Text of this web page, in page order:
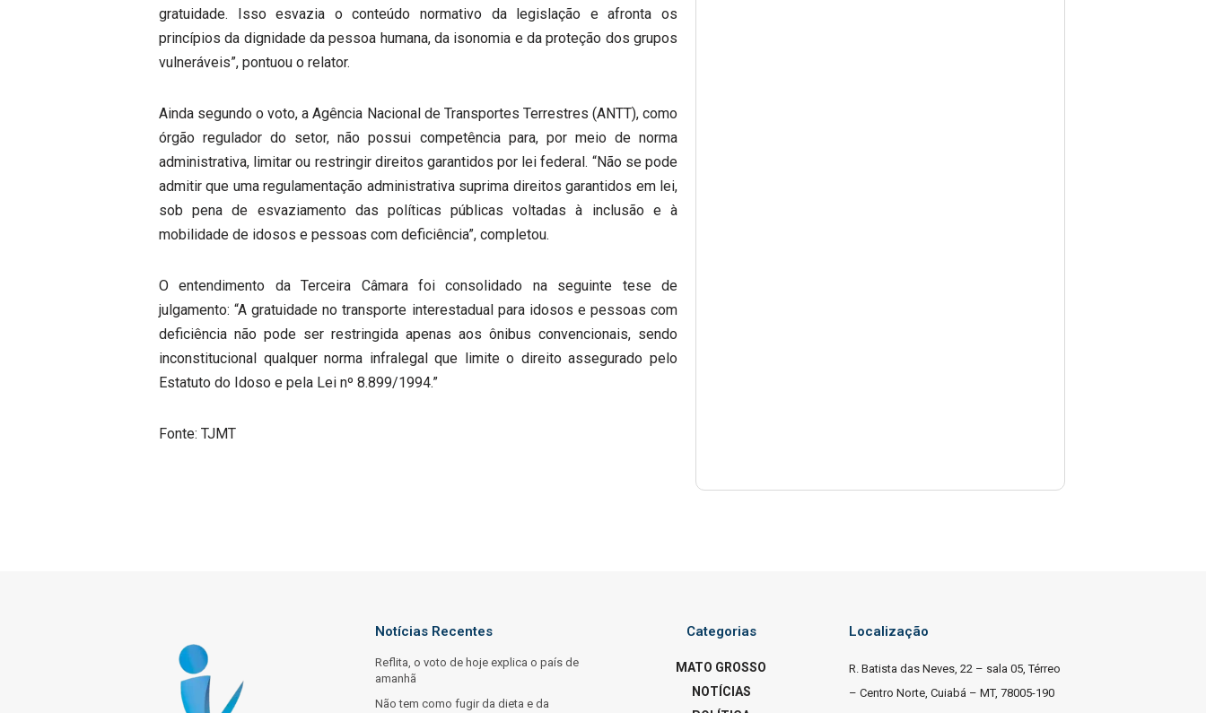
gratuidade. Isso esvazia o conteúdo normativo da legislação e afronta os
princípios da dignidade da pessoa humana, da isonomia e da proteção dos grupos
vulneráveis”, pontuou o relator.
Ainda segundo o voto, a Agência Nacional de Transportes Terrestres (ANTT), como
órgão regulador do setor, não possui competência para, por meio de norma
administrativa, limitar ou restringir direitos garantidos por lei federal. “Não se pode
admitir que uma regulamentação administrativa suprima direitos garantidos em lei,
sob pena de esvaziamento das políticas públicas voltadas à inclusão e à
mobilidade de idosos e pessoas com deficiência”, completou.
O entendimento da Terceira Câmara foi consolidado na seguinte tese de
julgamento: “A gratuidade no transporte interestadual para idosos e pessoas com
deficiência não pode ser restringida apenas aos ônibus convencionais, sendo
inconstitucional qualquer norma infralegal que limite o direito assegurado pelo
Estatuto do Idoso e pela Lei nº 8.899/1994.”
Fonte: TJMT
Notícias Recentes
Reflita, o voto de hoje explica o país de
amanhã
Não tem como fugir da dieta e da
Categorias
MATO GROSSO
NOTÍCIAS
Localização
R. Batista das Neves, 22 – sala 05, Térreo
– Centro Norte, Cuiabá – MT, 78005-190